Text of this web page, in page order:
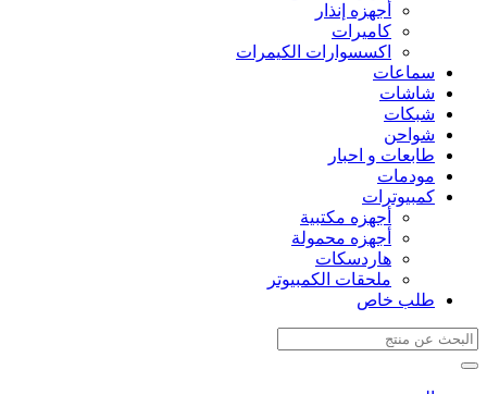
أجهزه إنذار
كاميرات
اكسسوارات الكيمرات
سماعات
شاشات
شبكات
شواحن
طابعات و احبار
مودمات
كمبيوترات
أجهزه مكتبية
أجهزه محمولة
هاردسكات
ملحقات الكمبيوتر
طلب خاص
Search
for: